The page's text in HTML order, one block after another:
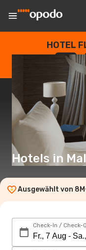
HOTEL
--
TAGE
:
Hotels in
Ausgewählt von
Check-In / Check-